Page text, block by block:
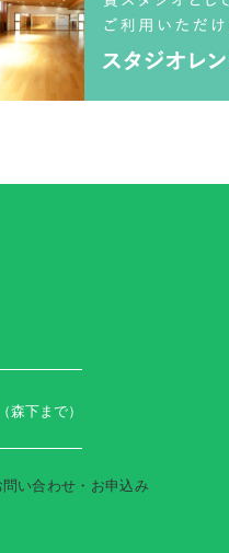
（森下まで）
問い合わせ・お申込み